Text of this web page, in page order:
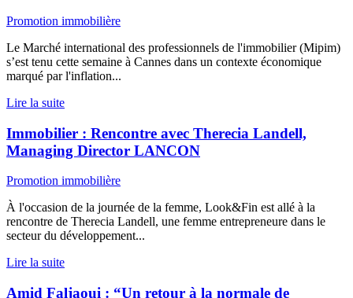
Promotion immobilière
Le Marché international des professionnels de l'immobilier (Mipim)
s’est tenu cette semaine à Cannes dans un contexte économique
marqué par l'inflation...
Lire la suite
Immobilier : Rencontre avec Therecia Landell,
Managing Director LANCON
Promotion immobilière
À l'occasion de la journée de la femme, Look&Fin est allé à la
rencontre de Therecia Landell, une femme entrepreneure dans le
secteur du développement...
Lire la suite
Amid Faljaoui : “Un retour à la normale de